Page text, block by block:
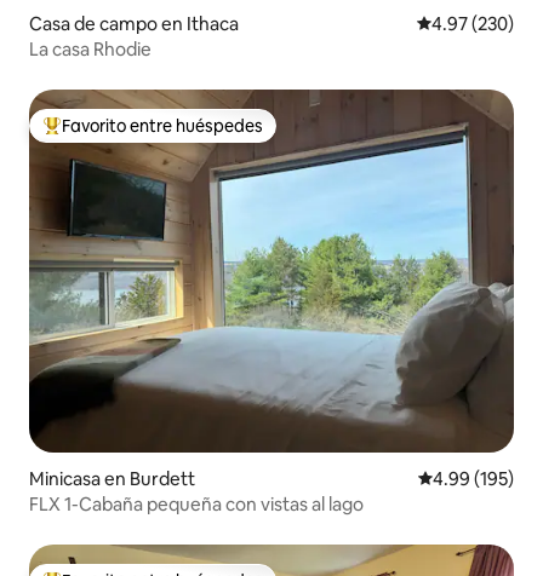
Casa de campo en Ithaca Calificación
4.97 (230)
La casa Rhodie
Favorito entre huéspedes preferido
Favorito entre huéspedes
Minicasa en Burdett Calificación
4.99 (195)
FLX 1-Cabaña pequeña con vistas al lago